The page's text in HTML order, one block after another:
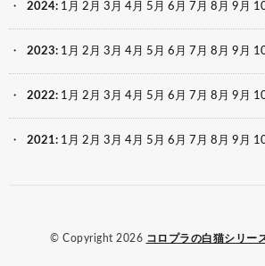
2024: 1月 2月 3月 4月 5月 6月 7月 8月 9月
2023: 1月 2月 3月 4月 5月 6月 7月 8月 9月
2022: 1月 2月 3月 4月 5月 6月 7月 8月 9月
2021: 1月 2月 3月 4月 5月 6月 7月 8月 9月
© Copyright 2026 コロプラの白猫シリー